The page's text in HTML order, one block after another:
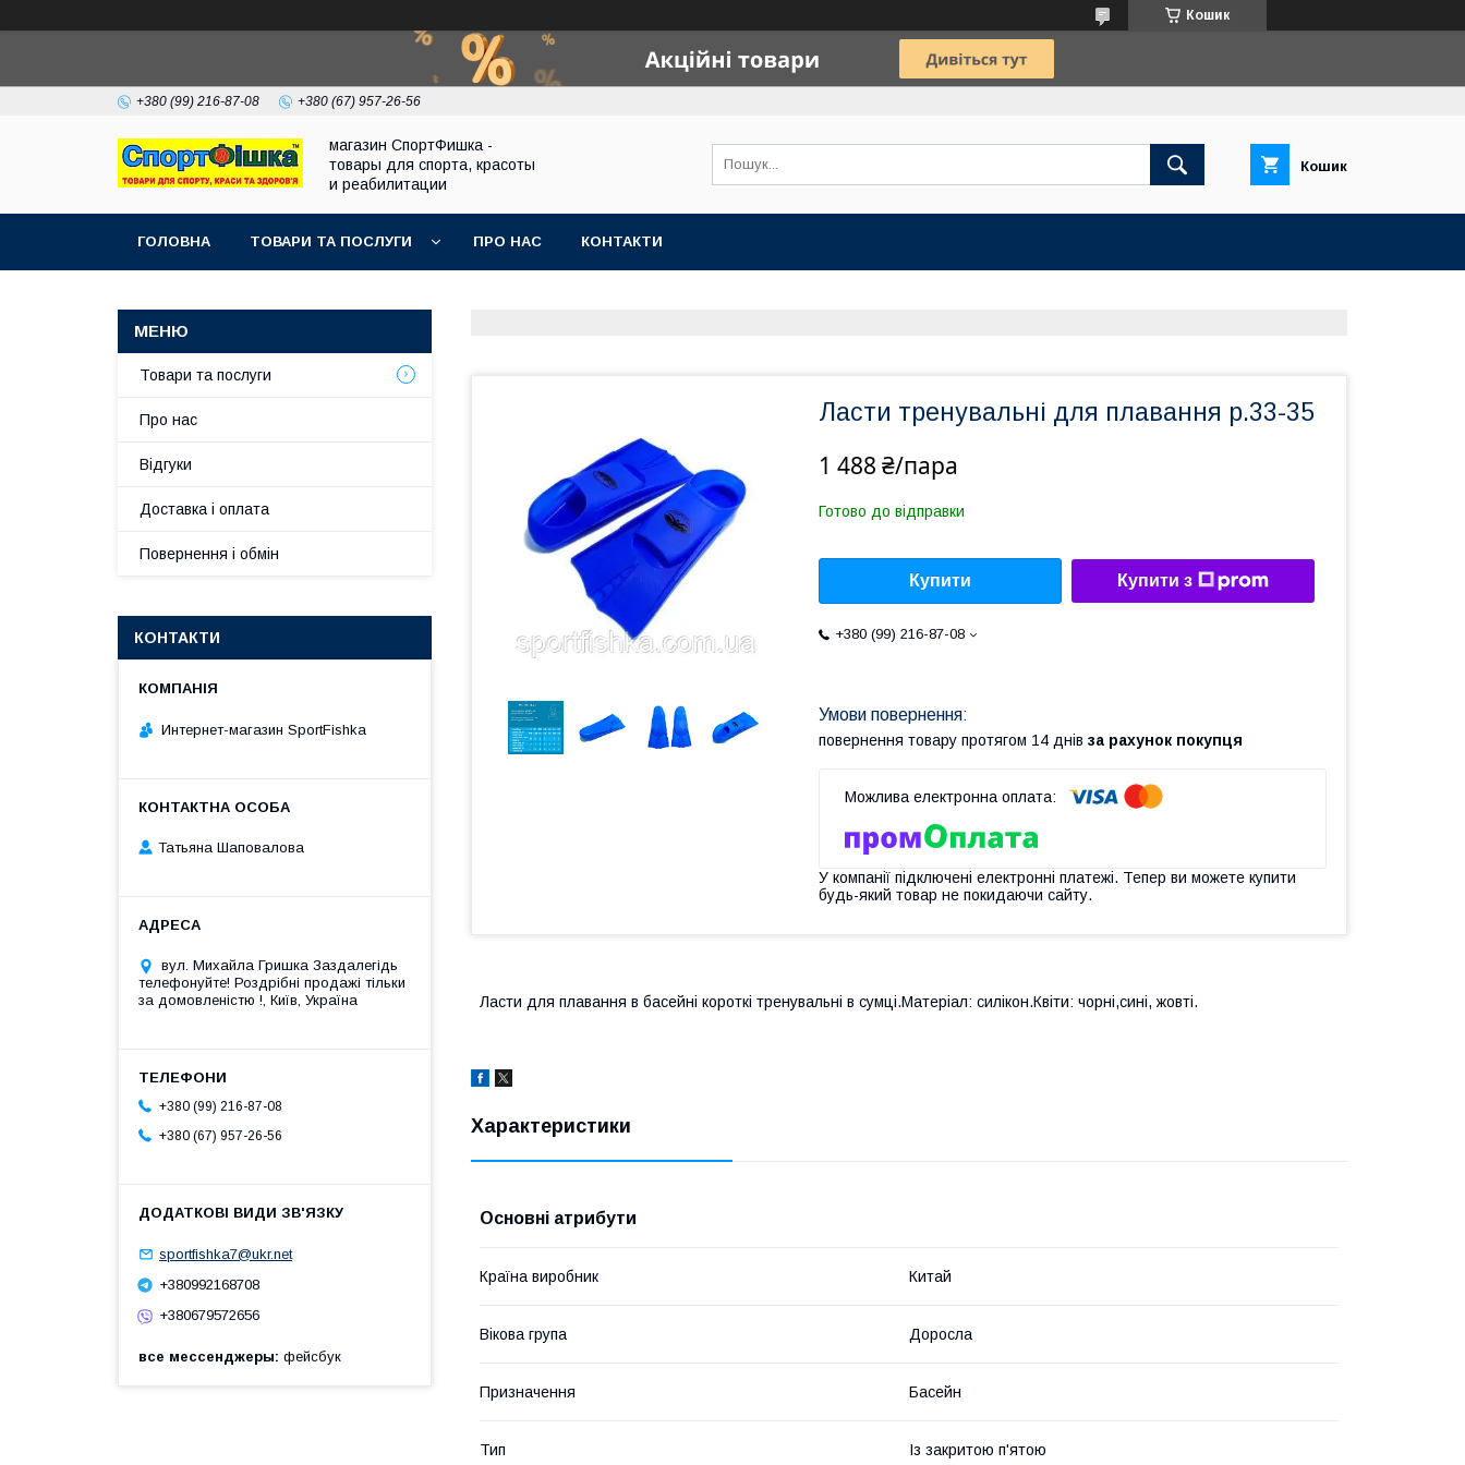
Кошик
+380 (99) 216-87-08 +380 (67) 957-26-56
магазин СпортФишка -
товары для спорта, красоты
и реабилитации
Кошик
ГОЛОВНА ТОВАРИ ТА ПОСЛУГИ ПРО НАС КОНТАКТИ
Ласти тренувальні для плавання р.33-35
1 488 ₴/пара
Готово до відправки
Купити Купити з
+380 (99) 216-87-08
повернення товару протягом 14 днів за рахунок покупця
У компанії підключені електронні платежі. Тепер ви можете купити
будь-який товар не покидаючи сайту.
Ласти для плавання в басейні короткі тренувальні в сумці.Матеріал: силікон.Квіти: чорні,сині, жовті.
Характеристики
Основні атрибути
Країна виробник Китай
Вікова група Доросла
Призначення Басейн
Тип Із закритою п'ятою
Товари та послуги
Про нас
Відгуки
Доставка і оплата
Повернення і обмін
КОНТАКТИ
Интернет-магазин SportFishka
Татьяна Шаповалова
вул. Михайла Гришка Заздалегiдь
телефонуйте! Роздрібні продажі тiльки
за домовленістю !, Київ, Україна
+380 (99) 216-87-08
+380 (67) 957-26-56
sportfishka7@ukr.net
+380992168708
+380679572656
все мессенджеры фейсбук